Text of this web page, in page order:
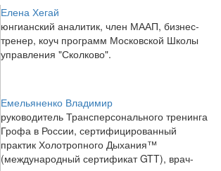
Елена Хегай
юнгианский аналитик, член МААП, бизнес-
тренер, коуч программ Московской Школы
управления "Сколково".
Емельяненко Владимир
руководитель Трансперсонального тренинга
Грофа в России, сертифицированный
практик Холотропного Дыхания™
(международный сертификат GTT), врач-